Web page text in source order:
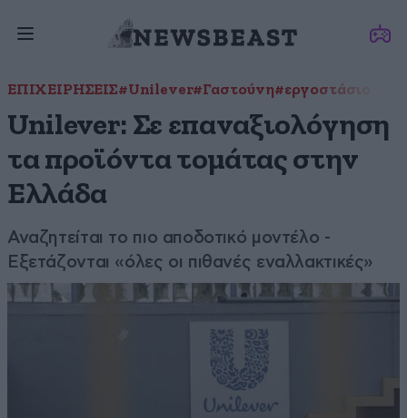
ΕΠΙΧΕΙΡΗΣΕΙΣ#Unilever#Γαστούνη#εργοστάσιο
Unilever: Σε επαναξιολόγηση
τα προϊόντα τομάτας στην
Ελλάδα
Αναζητείται το πιο αποδοτικό μοντέλο -
Εξετάζονται «όλες οι πιθανές εναλλακτικές»